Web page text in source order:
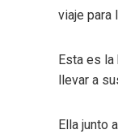
viaje para
Esta es
llevar a
Ella junto